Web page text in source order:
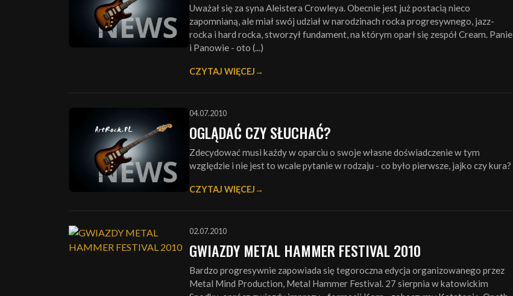
Uważał się za syna Aleistera Crowleya. Obecnie jest już postacią nieco
zapomnianą, ale miał swój udział w narodzinach rocka progresywnego, jazz-
rocka i hard rocka, stworzył fundament, na którym oparł się zespół Cream. Panie
i Panowie - oto (...)
CZYTAJ WIĘCEJ
04.07.2010
OGLĄDAĆ CZY SŁUCHAĆ?
Zdecydować musi każdy w oparciu o swoje własne doświadczenie w tym
względzie i nie jest to wcale pytanie w rodzaju - co było pierwsze, jajko czy kura?
CZYTAJ WIĘCEJ
02.07.2010
GWIAZDY METAL HAMMER FESTIVAL 2010
Bardzo progresywnie zapowiada się tegoroczna edycja organizowanego przez
Metal Mind Production, Metal Hammer Festival. 27 sierpnia w katowickim